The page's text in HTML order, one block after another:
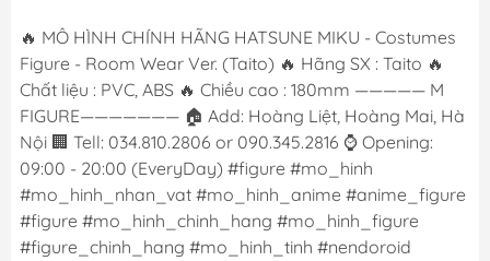
🔥 MÔ HÌNH CHÍNH HÃNG HATSUNE MIKU - Costumes
Figure - Room Wear Ver. (Taito) 🔥 Hãng SX : Taito 🔥
Chất liệu : PVC, ABS 🔥 Chiều cao : 180mm ————— M
FIGURE——————— 🏠 Add: Hoàng Liệt, Hoàng Mai, Hà
Nội 🏢 Tell: 034.810.2806 or 090.345.2816 ⌚️ Opening:
09:00 - 20:00 (EveryDay) #figure #mo_hinh
#mo_hinh_nhan_vat #mo_hinh_anime #anime_figure
#figure #mo_hinh_chinh_hang #mo_hinh_figure
#figure_chinh_hang #mo_hinh_tinh #nendoroid